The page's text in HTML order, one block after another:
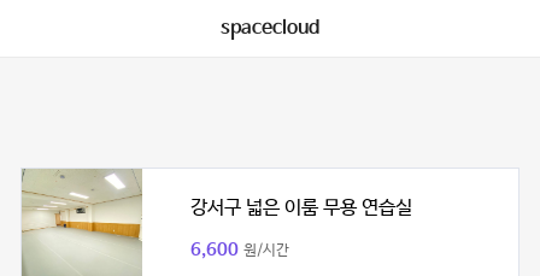
spacecloud
강서구 넓은 이룸 무용 연습실
6,600 원/시간